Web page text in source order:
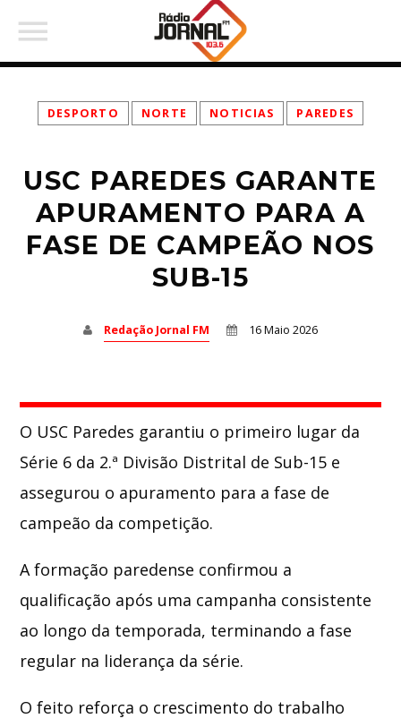
PARTILHAR:
Twitter
Facebook
Whatsapp
DESPORTO NORTE NOTICIAS PAREDES
USC PAREDES GARANTE
APURAMENTO PARA A
FASE DE CAMPEÃO NOS
SUB-15
Redação Jornal FM 16 Maio 2026
O USC Paredes garantiu o primeiro lugar da
Série 6 da 2.ª Divisão Distrital de Sub-15 e
assegurou o apuramento para a fase de
campeão da competição.
A formação paredense confirmou a
qualificação após uma campanha consistente
ao longo da temporada, terminando a fase
regular na liderança da série.
O feito reforça o crescimento do trabalho